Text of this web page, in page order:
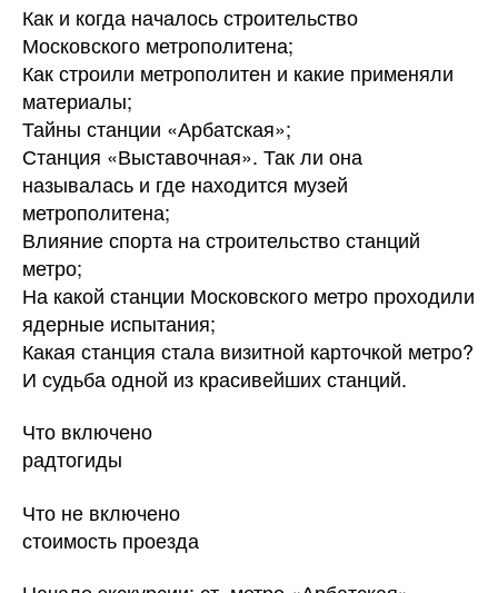
Как и когда началось строительство
Московского метрополитена;
Как строили метрополитен и какие применяли
материалы;
Тайны станции «Арбатская»;
Станция «Выставочная». Так ли она
называлась и где находится музей
метрополитена;
Влияние спорта на строительство станций
метро;
На какой станции Московского метро проходили
ядерные испытания;
Какая станция стала визитной карточкой метро?
И судьба одной из красивейших станций.
Что включено
радтогиды
Что не включено
стоимость проезда